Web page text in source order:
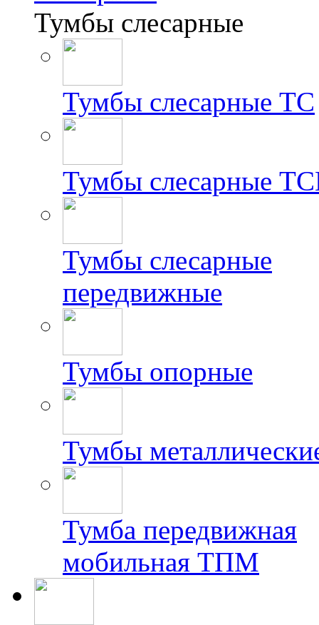
Тумбы слесарные
Тумбы слесарные ТС
Тумбы слесарные
Тумбы слесарные
передвижные
Тумбы опорные
Тумбы
Тумба передвижная
мобильная ТПМ